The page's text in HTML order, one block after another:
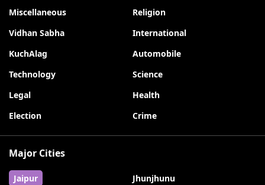
Miscellaneous
Religion
Vidhan Sabha
International
KuchAlag
Automobile
Technology
Science
Legal
Health
Election
Crime
Major Cities
Jaipur
Jhunjhunu